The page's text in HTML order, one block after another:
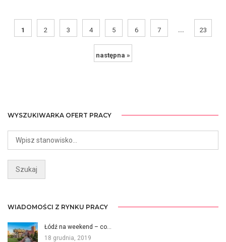
1 2 3 4 5 6 7 ... 23
następna »
WYSZUKIWARKA OFERT PRACY
WIADOMOŚCI Z RYNKU PRACY
Łódź na weekend – co…
18 grudnia, 2019